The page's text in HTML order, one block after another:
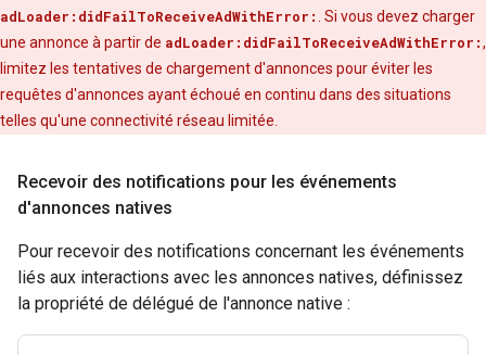
adLoader:didFailToReceiveAdWithError: . Si vous devez charger
une annonce à partir de adLoader:didFailToReceiveAdWithError:,
limitez les tentatives de chargement d'annonces pour éviter les
requêtes d'annonces ayant échoué en continu dans des situations
telles qu'une connectivité réseau limitée.
Recevoir des notifications pour les événements
d'annonces natives
Pour recevoir des notifications concernant les événements
liés aux interactions avec les annonces natives, définissez
la propriété de délégué de l'annonce native :